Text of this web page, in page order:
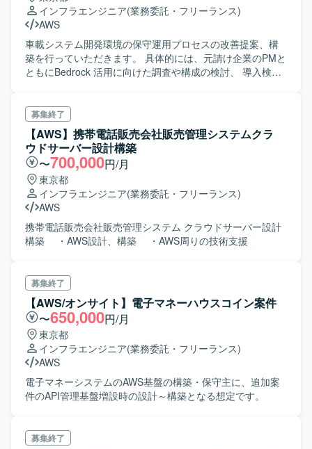
インフラエンジニア(業務委託・フリーランス)
AWS
車載システム開発環境の保守運用プロセスの改善提案、構
築を行っていただきます。 具体的には、元請け企業のPMと
ともにBedrock 活用に向けた調査や構成の検討、 導入検証
ただく可能性がございます。 10、11月は下期の最終的なア
ウトプットイメージを詰めて進行していく想定でございま
す。 ＜想定業務＞ ・元請け企業のPMとともに
Bedrock 活用に向けた調査や構成の検討、導入検証などを
実施 ・Bedrock対応までの立ち上がり時や停滞した際に運
用側のお手伝いもいただく必要があります ＜環境＞ ・AWS
・AWS上のリソースは一部のアカウントを除き全て
Terraform（リソース設定変更もTerraform） ・
GitLab（Terraform のコードは全てGitLabで管理されている
ため） ・Git コマンド(git clone、gitcommitなど)
募集終了
【AWS】携帯電話販売会社販売管理システムクラ
ウドサーバー設計構築
〜700,000円/月
東京都
インフラエンジニア(業務委託・フリーランス)
AWS
携帯電話販売会社販売管理システム クラウドサーバー設計
構築 ・AWS設計、構築 ・AWS周りの技術支援
募集終了
【AWS/オンサイト】電子マネーハウスコイン案件
〜650,000円/月
東京都
インフラエンジニア(業務委託・フリーランス)
AWS
電子マネーシステムのAWS基盤の構築・保守主に、追加案
件のAPI管理基盤増設時の設計～構築となる想定です。
募集終了